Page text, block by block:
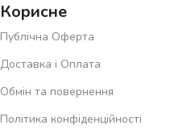
Корисне
Публічна Оферта
Доставка і Оплата
Обмін та повернення
Політика конфіденційності